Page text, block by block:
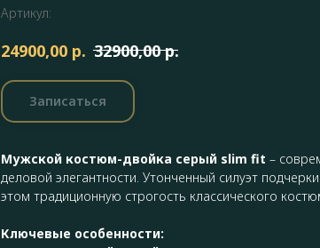
Артикул:
24900,00 р. 32900,00 р.
Записаться
Мужской костюм-двойка серый slim fit –
деловой элегантности. Утонченный силуэт
этом традиционную строгость классического
Ключевые особенности: